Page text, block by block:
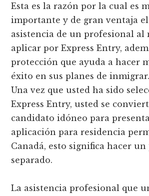
Esta es la razón por la cual es
importante y de gran ventaja
asistencia de un profesional al
aplicar por Express Entry,
protección que ayuda a hacer
éxito en sus planes de inmigrar.
Una vez que usted ha sido
Express Entry, usted se
candidato idóneo para
aplicación para residencia
Canadá, esto significa hacer
separado.
La asistencia profesional que